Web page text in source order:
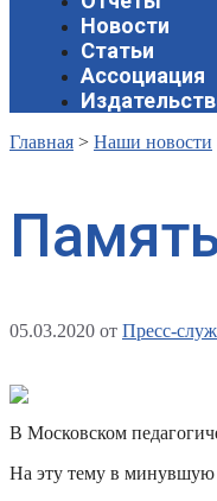
Новости
Статьи
Ассоциация
Главная > Наши новости
05.03.2020 от Пресс-
В Московском
На эту тему в